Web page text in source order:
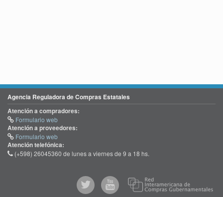
Agencia Reguladora de Compras Estatales
Atención a compradores:
Formulario web
Atención a proveedores:
Formulario web
Atención telefónica:
(+598) 26045360 de lunes a viernes de 9 a 18 hs.
@comprasgubuy
ACCE